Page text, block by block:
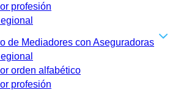
profesión
de Mediadores con Aseguradoras
orden alfabético
profesión